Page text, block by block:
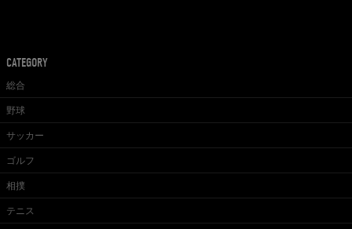
CATEGORY
総合
野球
サッカー
ゴルフ
相撲
テニス